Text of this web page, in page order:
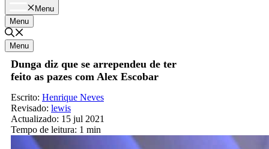
Menu
Menu
Menu
Dunga diz que se arrependeu de ter
feito as pazes com Alex Escobar
Escrito: Henrique Neves
Revisado: lewis
Actualizado: 15 jul 2021
Tempo de leitura: 1 min